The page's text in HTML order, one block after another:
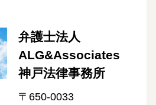
弁護士法人
ALG&Associates
神戸法律事務所
〒650-0033